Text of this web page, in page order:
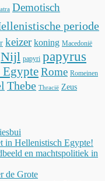
Demotisch
periode
keizer koning Macedonië
Nijl papyri papyrus
EgypteRome Romeinen
Thebe Thracië Zeus
in Hellenistisch Egypte!
en machtspolitiek in
de Grote